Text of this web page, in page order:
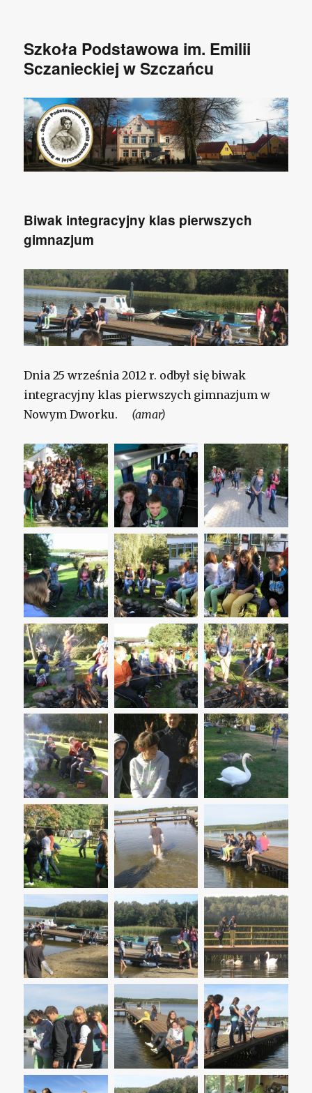
Szkoła Podstawowa im. Emilii
Sczanieckiej w Szczańcu
Biwak integracyjny klas pierwszych
gimnazjum
Dnia 25 września 2012 r. odbył się biwak
integracyjny klas pierwszych gimnazjum w
Nowym Dworku. (amar)